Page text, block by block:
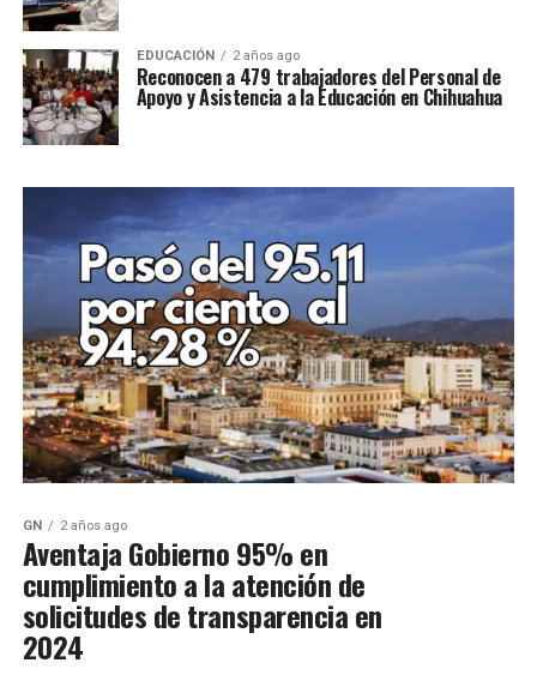
EDUCACIÓN 2 años ago
Reconocen a 479 trabajadores del Personal de
Apoyo y Asistencia a la Educación en Chihuahua
GN 2 años ago
Aventaja Gobierno 95% en
cumplimiento a la atención de
solicitudes de transparencia en
2024